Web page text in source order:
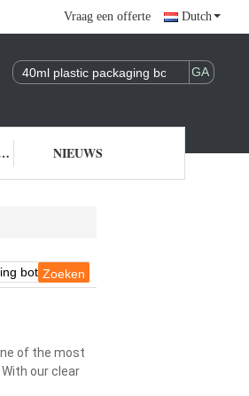
Vraag een offerte Dutch
OFFERTE NIEUWS
of the most
our clear